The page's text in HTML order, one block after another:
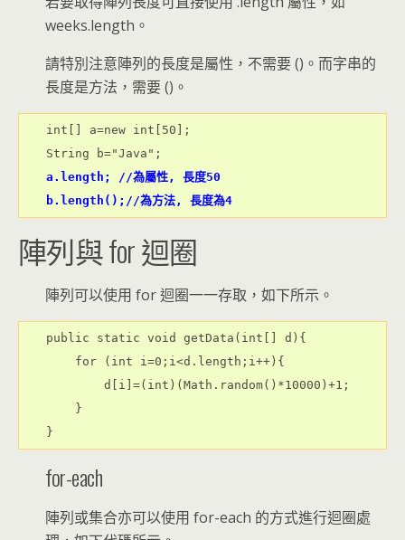
weeks.length。
請特別注意陣列的長度是屬性，不需要 ()。而字串的
長度是方法，需要 ()。
int[] a=new int[50];
String b="Java";
a.length; //為屬性, 長度50
b.length();//為方法, 長度為4
陣列與 for 迴圈
陣列可以使用 for 迴圈一一存取，如下所示。
public static void getData(int[] d){
    for (int i=0;i<d.length;i++){
        d[i]=(int)(Math.random()*10000)+1;
    }
for-each
陣列或集合亦可以使用 for-each 的方式進行迴圈處